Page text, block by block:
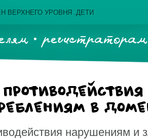
ВЕРХНЕГО УРОВНЯ .ДЕТИ
регистраторам
в
нарушениям и